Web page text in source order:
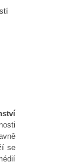
se